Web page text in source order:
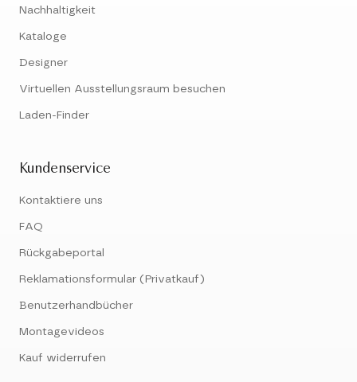
Nachhaltigkeit
Kataloge
Designer
Virtuellen Ausstellungsraum besuchen
Laden-Finder
Kundenservice
Kontaktiere uns
FAQ
Rückgabeportal
Reklamationsformular (Privatkauf)
Benutzerhandbücher
Montagevideos
Kauf widerrufen